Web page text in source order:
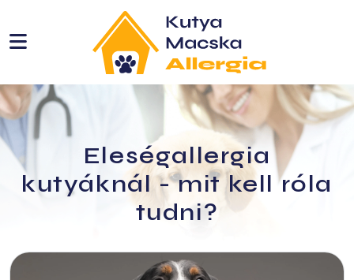
Eleségallergia
kutyáknál - mit kell róla
tudni?